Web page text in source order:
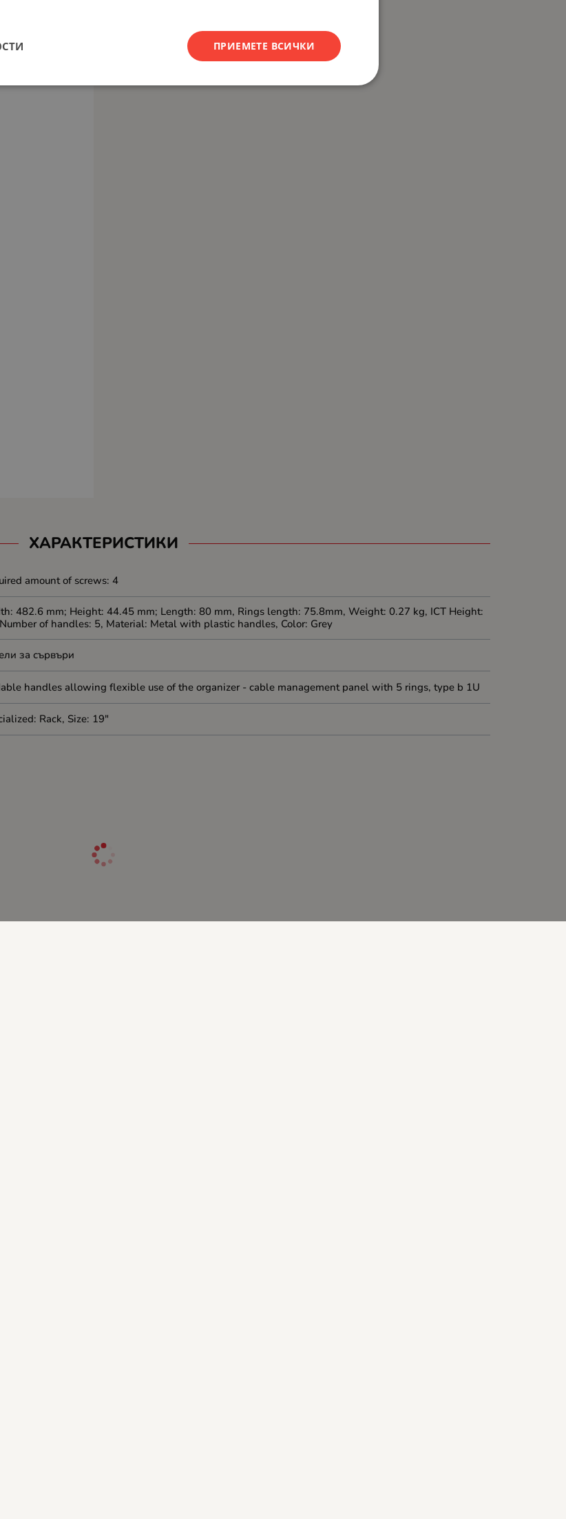
ХАРАКТЕРИСТИКИ
amount of screws: 4
482.6 mm; Height: 44.45 mm; Length: 80 mm, Rings length: 75.8mm, Weight: 0.27 kg, ICT Height:
of handles: 5, Material: Metal with plastic handles, Color: Grey
за сървъри
handles allowing flexible use of the organizer - cable management panel with 5 rings, type b 1U
Rack, Size: 19"
ПРИЕМЕТЕ ВСИЧКИ